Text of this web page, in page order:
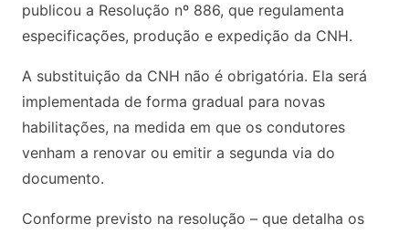
publicou a Resolução nº 886, que regulamenta
especificações, produção e expedição da CNH.
A substituição da CNH não é obrigatória. Ela será
implementada de forma gradual para novas
habilitações, na medida em que os condutores
venham a renovar ou emitir a segunda via do
documento.
Conforme previsto na resolução – que detalha os